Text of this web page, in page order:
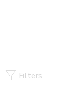
Filters